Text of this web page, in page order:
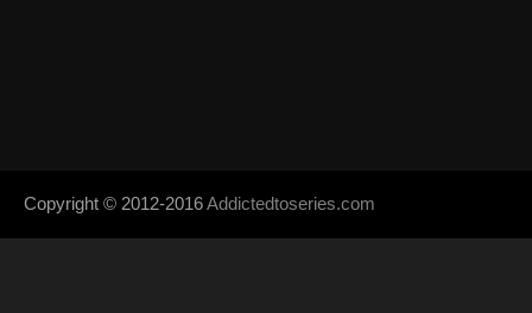
Copyright © 2012-2016Addictedtoseries.com